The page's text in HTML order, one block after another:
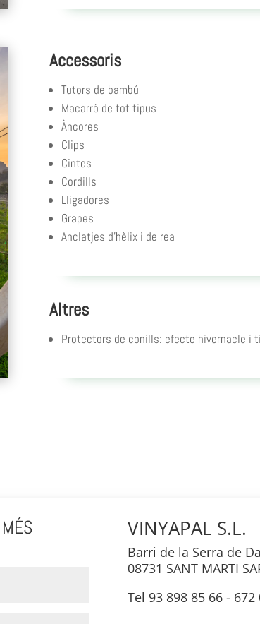
Accessoris
Tutors de bambú
Macarró de tot tipus
Àncores
Clips
Cintes
Cordills
Lligadores
Grapes
Anclatjes d’hèlix i de rea
Altres
Protectors de conills: efecte hivernacle i
VINYAPAL S.L.
Barri de la Serra de
08731 SANT MARTI
Tel 93 898 85 66 - 672